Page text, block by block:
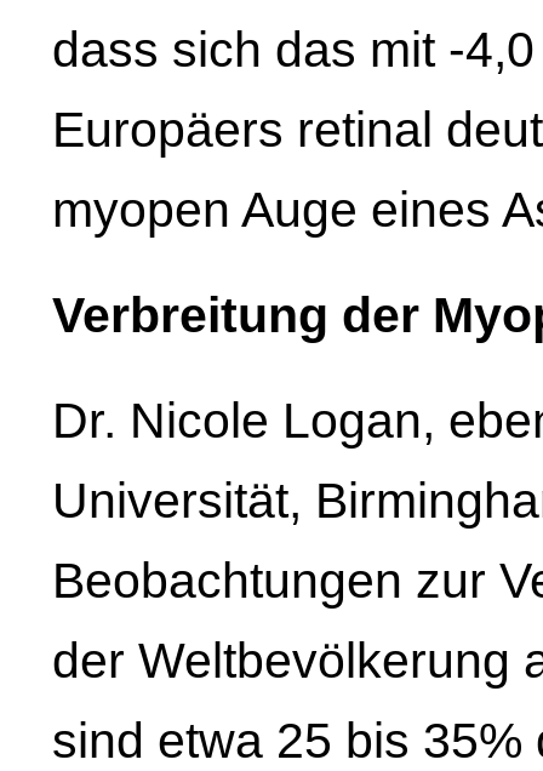
dass sich das mit -
Europäers retinal
myopen Auge eines
Verbreitung der
Dr. Nicole Logan,
Universität,
Beobachtungen zur
der Weltbevölkerung
sind etwa 25 bis